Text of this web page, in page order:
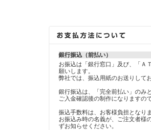
銀行振込（前払い）
お振込は「銀行窓口」及び、「Ａ
願いします。
弊社では、振込用紙のお送りして
銀行振込は、「完全前払い」のみ
ご入金確認後の制作になりますの
振込手数料は、お客様負担となり
お振込み時の名義が、ご注文者様
ずお知らせください。